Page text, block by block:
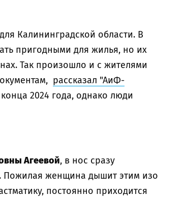
Калининградской области. В
пригодными для жилья, но их
Так произошло и с жителями
рассказал "АиФ-
2024 года, однако люди
Агеевой, в нос сразу
Пожилая женщина дышит этим изо
постоянно приходится